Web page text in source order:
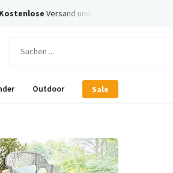
und Rückversand
Outdoor Sale